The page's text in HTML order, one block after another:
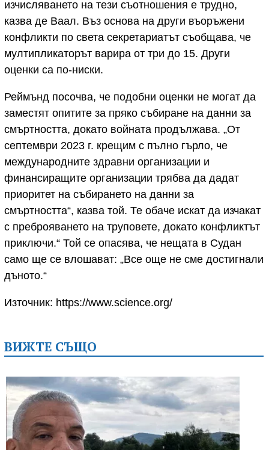
изчисляването на тези съотношения е трудно,
казва де Ваал. Въз основа на други въоръжени
конфликти по света секретариатът съобщава, че
мултипликаторът варира от три до 15. Други
оценки са по-ниски.
Реймънд посочва, че подобни оценки не могат да
заместят опитите за пряко събиране на данни за
смъртността, докато войната продължава. „От
септември 2023 г. крещим с пълно гърло, че
международните здравни организации и
финансиращите организации трябва да дадат
приоритет на събирането на данни за
смъртността“, казва той. Те обаче искат да изчакат
с преброяването на труповете, докато конфликтът
приключи.“ Той се опасява, че нещата в Судан
само ще се влошават: „Все още не сме достигнали
дъното.“
Източник: https://www.science.org/
ВИЖТЕ СЪЩО